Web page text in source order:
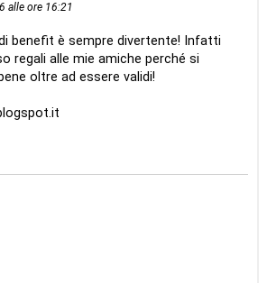
alle ore 16:21
di benefit è sempre divertente! Infatti
regali alle mie amiche perché si
oltre ad essere validi!